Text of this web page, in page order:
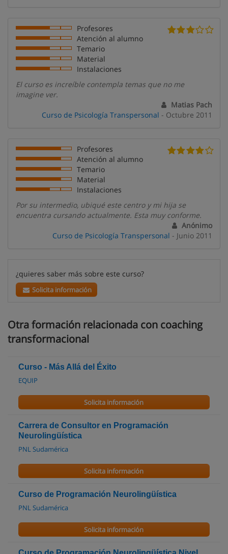
Profesores
Atención al alumno
Temario
Material
Instalaciones
El curso es increíble contempla temas que no me
imagine ver.
Matias Pach
Curso de Psicología Transpersonal - Octubre 2011
Profesores
Atención al alumno
Temario
Material
Instalaciones
Por su intermedio, ubiqué este centro y mi hija se
encuentra cursando actualmente. Esta muy conforme.
Anónimo
Curso de Psicología Transpersonal - Junio 2011
¿quieres saber más sobre este curso?
Solicita información
Otra formación relacionada con coaching
transformacional
Curso - Más Allá del Éxito
EQUIP
Solicita información
Carrera de Consultor en Programación
Neurolingüística
PNL Sudamérica
Solicita información
Curso de Programación Neurolingüística
PNL Sudamérica
Solicita información